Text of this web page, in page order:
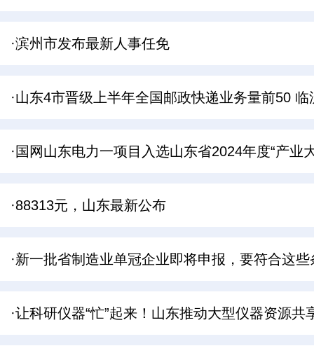
·滨州市发布最新人事任免
·山东4市晋级上半年全国邮政快递业务量前50
·国网山东电力一项目入选山东省2024年度“产业
·88313元，山东最新公布
·新一批省制造业单冠企业即将申报，要符合这
·让科研仪器“忙”起来！山东推动大型仪器资源